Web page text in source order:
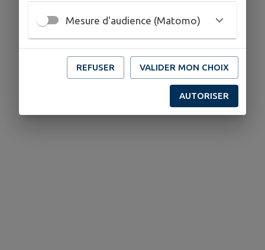
Mesure d'audience (Matomo)
REFUSER VALIDER MON CHOIX
AUTORISER